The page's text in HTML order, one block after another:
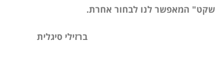
שקט" המאפשר לנו לבחור אחרת.
ברזילי סיגלית